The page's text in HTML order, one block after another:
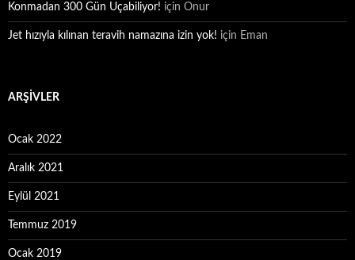
Konmadan 300 Gün Uçabiliyor! için Onur
Jet hızıyla kılınan teravih namazına izin yok! için Eman
ARŞIVLER
Ocak 2022
Aralık 2021
Eylül 2021
Temmuz 2019
Ocak 2019